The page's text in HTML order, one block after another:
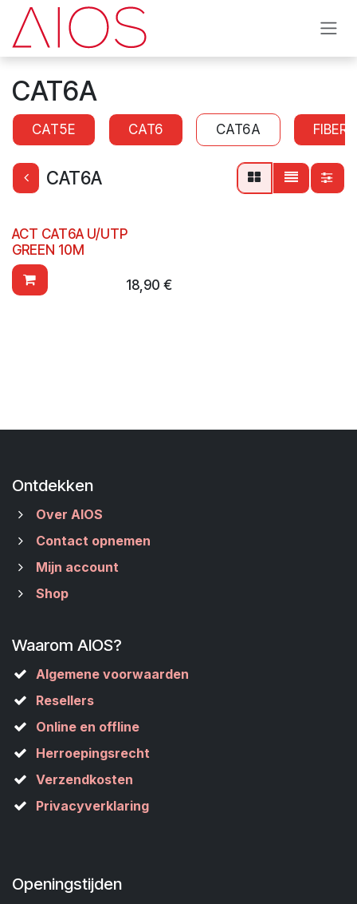
Overslaan naar inhoud
CAT6A
CAT5E CAT6 CAT6A FIBER
CAT6A
ACT CAT6A U/UTP
GREEN 10M
18,90 €
Ontdekken
Over AIOS
Contact opnemen
Mijn account
Shop
Waarom AIOS?
Algemene voorwaarden
Resellers
Online en offline
Herroepingsrecht
Verzendkosten
Privacyverklaring
Openingstijden